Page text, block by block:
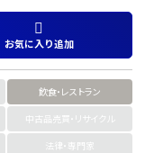
お気に入り追加
飲食・レストラン
中古品売買・リサイクル
法律・専門家